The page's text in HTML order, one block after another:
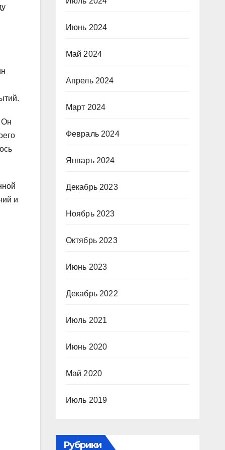
Он
и
Июнь 2024
Май 2024
Апрель 2024
Март 2024
Февраль 2024
Январь 2024
Декабрь 2023
Ноябрь 2023
Октябрь 2023
Июнь 2023
Декабрь 2022
Июль 2021
Июнь 2020
Май 2020
Июль 2019
Рубрики